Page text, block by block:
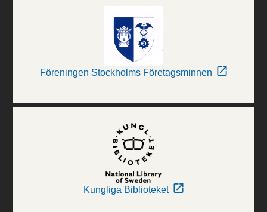
Föreningen Stockholms Företagsminnen
Kungliga Biblioteket